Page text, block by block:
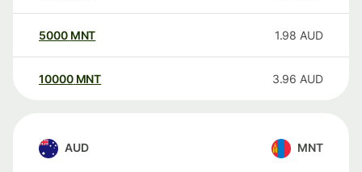
5000 MNT 1.98 AUD
10000 MNT 3.96 AUD
AUD MNT